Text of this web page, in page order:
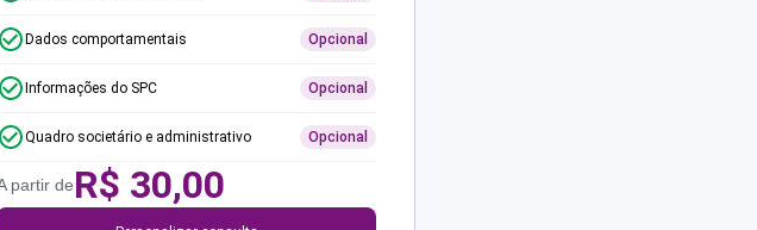
Dados comportamentais Opcional
Informações do SPC Opcional
Quadro societário e administrativo Opcional
partir deR$ 30,00